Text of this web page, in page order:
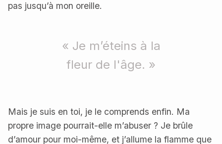
pas jusqu’à mon oreille.
« Je m’éteins à la
fleur de l'âge. »
Mais je suis en toi, je le comprends enfin. Ma
propre image pourrait-elle m’abuser ? Je brûle
d’amour pour moi-même, et j’allume la flamme que